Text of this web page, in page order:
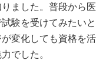
ました。普段から医
験を受けてみたいと
変化しても資格を活
でした。